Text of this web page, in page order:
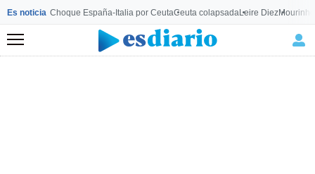
Es noticia Choque España-Italia por CeutaCeuta colapsadaLeire Diez
Menú